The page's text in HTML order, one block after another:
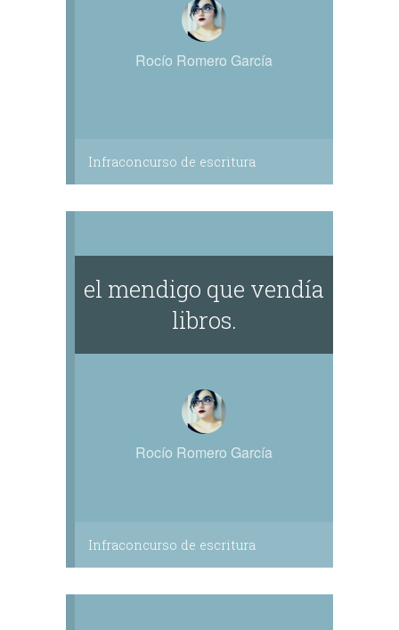
Rocío Romero García
Infraconcurso de escritura
el mendigo que vendía
libros.
Rocío Romero García
Infraconcurso de escritura